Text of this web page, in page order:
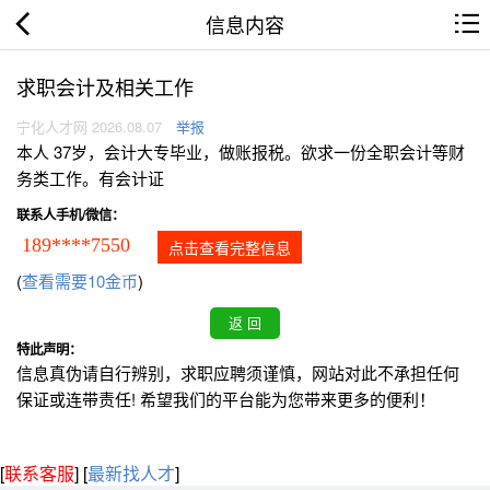
信息内容
求职会计及相关工作
宁化人才网 2026.08.07 举报
本人 37岁，会计大专毕业，做账报税。欲求一份全职会计等财
务类工作。有会计证
联系人手机/微信：
189****7550 点击查看完整信息
(查看需要10金币)
特此声明：
信息真伪请自行辨别，求职应聘须谨慎，网站对此不承担任何
保证或连带责任! 希望我们的平台能为您带来更多的便利！
[联系客服] [最新找人才]